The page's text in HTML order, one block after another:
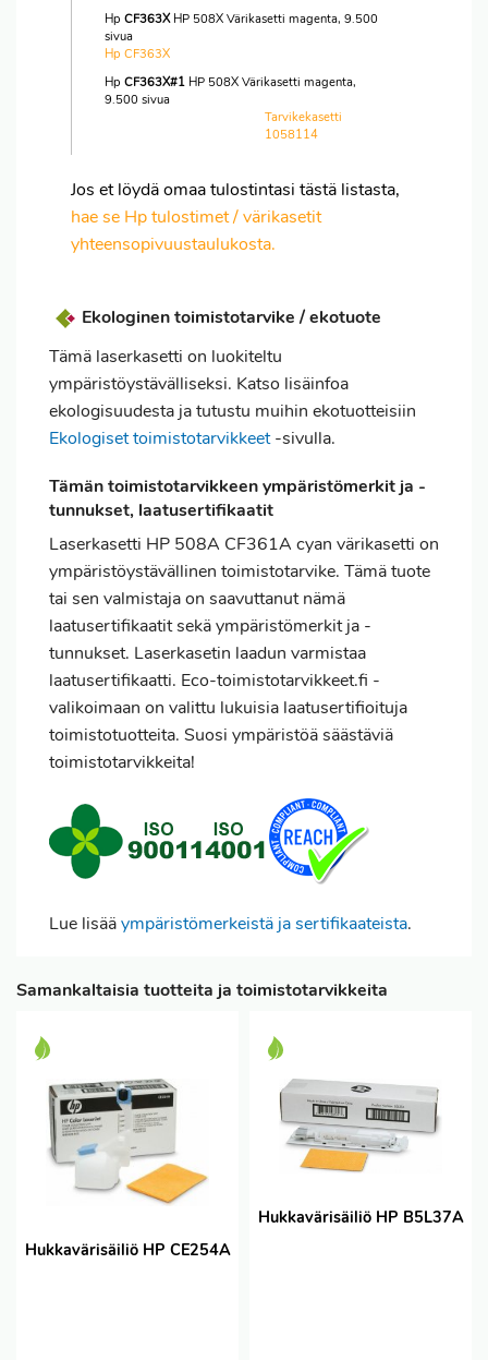
Hp CF363XHP 508X Värikasetti magenta, 9.500
sivua
Hp CF363X
Hp CF363X#1 HP 508X Värikasetti magenta,
9.500 sivua
Tarvikekasetti
1058114
Jos et löydä omaa tulostintasi tästä listasta,
hae se Hp tulostimet / värikasetit
yhteensopivuustaulukosta.
Ekologinen toimistotarvike / ekotuote
Tämä laserkasetti on luokiteltu
ympäristöystävälliseksi. Katso lisäinfoa
ekologisuudesta ja tutustu muihin ekotuotteisiin
Ekologiset toimistotarvikkeet-sivulla.
Tämän toimistotarvikkeen ympäristömerkit ja -
tunnukset, laatusertifikaatit
Laserkasetti HP 508A CF361A cyan värikasetti on
ympäristöystävällinen toimistotarvike. Tämä tuote
tai sen valmistaja on saavuttanut nämä
laatusertifikaatit sekä ympäristömerkit ja -
tunnukset. Laserkasetin laadun varmistaa
laatusertifikaatti. Eco-toimistotarvikkeet.fi -
valikoimaan on valittu lukuisia laatusertifioituja
toimistotuotteita. Suosi ympäristöä säästäviä
toimistotarvikkeita!
Lue lisääympäristömerkeistä ja sertifikaateista.
Samankaltaisia tuotteita ja toimistotarvikkeita
Hukkavärisäiliö HP CE254A
Hukkavärisäiliö HP B5L37A